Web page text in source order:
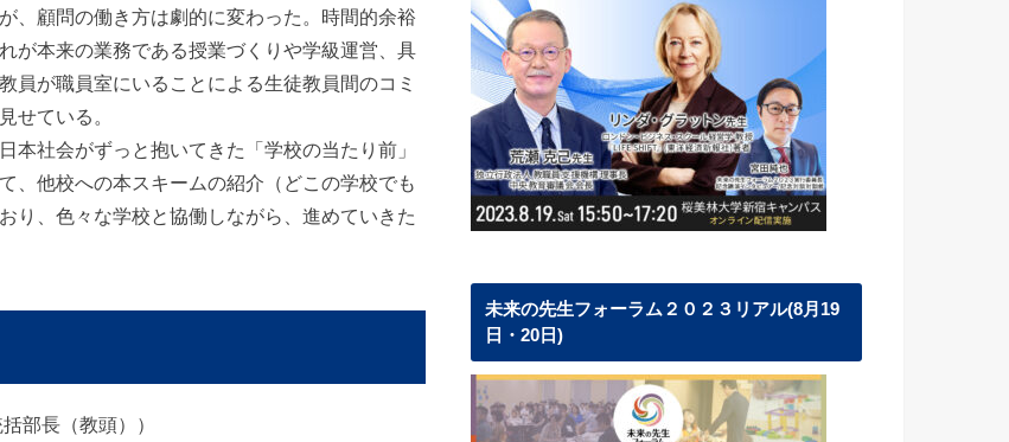
、顧問の働き方は劇的に変わった。時間的余裕
が本来の業務である授業づくりや学級運営、具
員が職員室にいることによる生徒教員間のコミ
せている。
本社会がずっと抱いてきた「学校の当たり前」
、他校への本スキームの紹介（どこの学校でも
り、色々な学校と協働しながら、進めていきた
部長（教頭））
未来の先生フォーラム２０２３リアル(8月19
日・20日)